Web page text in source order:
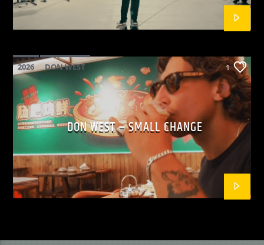
2026
DON WEST
MAINSQUARE FESTIVAL 2026
POP
1
DON WEST – SMALL CHANGE